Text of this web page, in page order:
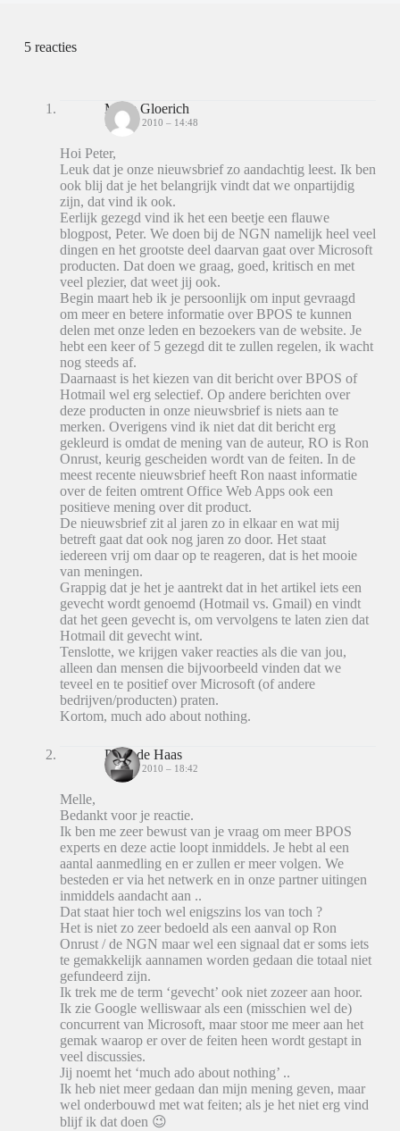
5 reacties
Melle Gloerich
12 JUNI 2010 – 14:48
Hoi Peter,
Leuk dat je onze nieuwsbrief zo aandachtig leest. Ik ben
ook blij dat je het belangrijk vindt dat we onpartijdig
zijn, dat vind ik ook.
Eerlijk gezegd vind ik het een beetje een flauwe
blogpost, Peter. We doen bij de NGN namelijk heel veel
dingen en het grootste deel daarvan gaat over Microsoft
producten. Dat doen we graag, goed, kritisch en met
veel plezier, dat weet jij ook.
Begin maart heb ik je persoonlijk om input gevraagd
om meer en betere informatie over BPOS te kunnen
delen met onze leden en bezoekers van de website. Je
hebt een keer of 5 gezegd dit te zullen regelen, ik wacht
nog steeds af.
Daarnaast is het kiezen van dit bericht over BPOS of
Hotmail wel erg selectief. Op andere berichten over
deze producten in onze nieuwsbrief is niets aan te
merken. Overigens vind ik niet dat dit bericht erg
gekleurd is omdat de mening van de auteur, RO is Ron
Onrust, keurig gescheiden wordt van de feiten. In de
meest recente nieuwsbrief heeft Ron naast informatie
over de feiten omtrent Office Web Apps ook een
positieve mening over dit product.
De nieuwsbrief zit al jaren zo in elkaar en wat mij
betreft gaat dat ook nog jaren zo door. Het staat
iedereen vrij om daar op te reageren, dat is het mooie
van meningen.
Grappig dat je het je aantrekt dat in het artikel iets een
gevecht wordt genoemd (Hotmail vs. Gmail) en vindt
dat het geen gevecht is, om vervolgens te laten zien dat
Hotmail dit gevecht wint.
Tenslotte, we krijgen vaker reacties als die van jou,
alleen dan mensen die bijvoorbeeld vinden dat we
teveel en te positief over Microsoft (of andere
bedrijven/producten) praten.
Kortom, much ado about nothing.
Peter de Haas
12 JUNI 2010 – 18:42
Melle,
Bedankt voor je reactie.
Ik ben me zeer bewust van je vraag om meer BPOS
experts en deze actie loopt inmiddels. Je hebt al een
aantal aanmedling en er zullen er meer volgen. We
besteden er via het netwerk en in onze partner uitingen
inmiddels aandacht aan ..
Dat staat hier toch wel enigszins los van toch ?
Het is niet zo zeer bedoeld als een aanval op Ron
Onrust / de NGN maar wel een signaal dat er soms iets
te gemakkelijk aannamen worden gedaan die totaal niet
gefundeerd zijn.
Ik trek me de term ‘gevecht’ ook niet zozeer aan hoor.
Ik zie Google welliswaar als een (misschien wel de)
concurrent van Microsoft, maar stoor me meer aan het
gemak waarop er over de feiten heen wordt gestapt in
veel discussies.
Jij noemt het ‘much ado about nothing’ ..
Ik heb niet meer gedaan dan mijn mening geven, maar
wel onderbouwd met wat feiten; als je het niet erg vind
blijf ik dat doen 😉